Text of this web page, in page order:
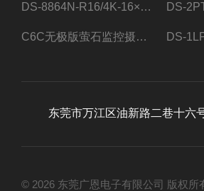
DS-8864N-R16/4K-16×4T/希捷16盘位录像机
C6C无极版萤石监控摄像头
东莞市万江区油新路二巷十六
© 2026 东莞广恩电子有限公司 版权